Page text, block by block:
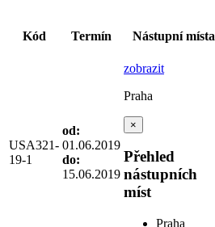
Kód Termín Nástupní místa
USA321-
19-1
od:
01.06.2019
do:
15.06.2019
zobrazit
Praha
×
Přehled
nástupních
míst
Praha